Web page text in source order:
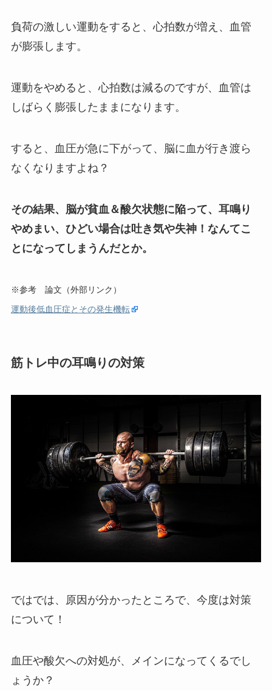
負荷の激しい運動をすると、心拍数が増え、血管
が膨張します。
運動をやめると、心拍数は減るのですが、血管は
しばらく膨張したままになります。
すると、血圧が急に下がって、脳に血が行き渡ら
なくなりますよね？
その結果、脳が貧血＆酸欠状態に陥って、耳鳴り
やめまい、ひどい場合は吐き気や失神！なんてこ
とになってしまうんだとか。
※参考 論文（外部リンク）
運動後低血圧症とその発生機転
筋トレ中の耳鳴りの対策
ではでは、原因が分かったところで、今度は対策
について！
血圧や酸欠への対処が、メインになってくるでし
ょうか？